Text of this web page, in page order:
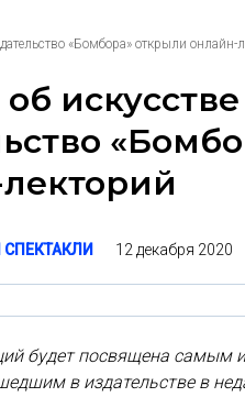
«Бомбора» открыли онлайн-
искусстве
12 декабря 2020
будет посвящена самым
в издательстве в